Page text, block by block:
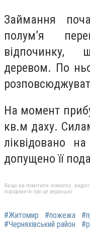
Займання
полум’я
деревом. По
На момент
кв.м даху.
ліквідовано
допущено її
Якщо ви помітили помилку,
повідомити про це редакцію
#Житомир #пожежа
#Черняхівський район